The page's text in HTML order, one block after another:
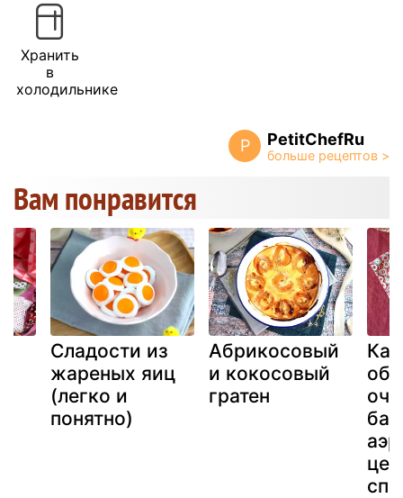
Хранить
в
холодильнике
P PetitChefRu
Вам понравится
Сладости из
жареных яиц
(легко и
понятно)
Абрикосовый
и кокосовый
гратен